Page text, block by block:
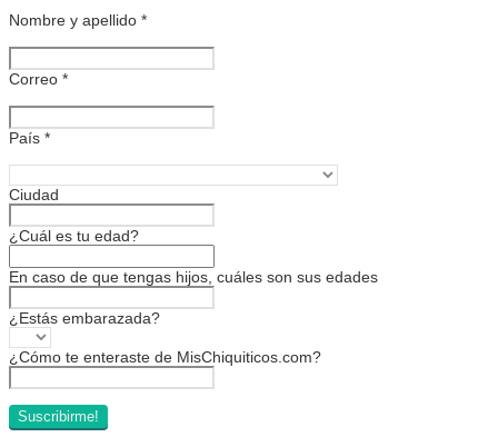
Nombre y apellido *
Correo *
País *
Ciudad
¿Cuál es tu edad?
En caso de que tengas hijos, cuáles son sus edades
¿Estás embarazada?
¿Cómo te enteraste de MisChiquiticos.com?